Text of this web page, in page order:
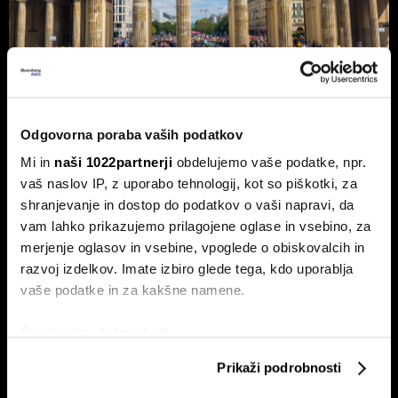
Odgovorna poraba vaših podatkov
Mi in naši 1022partnerji obdelujemo vaše podatke, npr.
vaš naslov IP, z uporabo tehnologij, kot so piškotki, za
shranjevanje in dostop do podatkov o vaši napravi, da
vam lahko prikazujemo prilagojene oglase in vsebino, za
merjenje oglasov in vsebine, vpoglede o obiskovalcih in
razvoj izdelkov. Imate izbiro glede tega, kdo uporablja
vaše podatke in za kakšne namene.
Prikaži podrobnosti
Nemčija voli: Zgodovinsko zmago
AfD in potop Merza lahko prepreči le
'slovenski scenarij'
Septembra v Saški-Anhalt, Berlinu in Mecklenburg-
Predpomorjanski deželne volitve, ki bodo podale oceno
Merzeve vlade.